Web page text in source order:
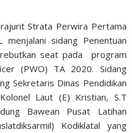
Strata Perwira Pertama
sidang Penentuan
seat pada program
(PWO) TA 2020. Sidang
Sekretaris Dinas Pendidikan
Laut (E) Kristian, S.T
Bawean Pusat Latihan
Kodiklatal yang